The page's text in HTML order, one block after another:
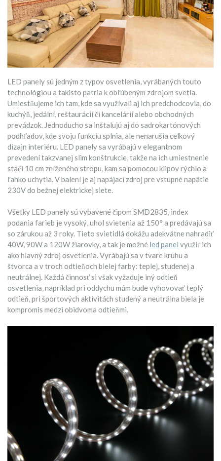
LED panely sú jedným z typov osvetlenia, vyrábaných touto
technológiou a takisto patria k obľúbeným zdrojom svetla.
Umiestňujeme ich tam, kde sa využívali aj ich predchodcovia, do
kuchýň, jedální, reštaurácií či kancelárií alebo obchodných
prevádzok. Jednoducho sa inštalujú aj do sadrokartónových
podhľadov, kde svoju funkciu splnia, ale nenarušia celkový
dizajn interiéru. LED panely sa vyrábajú v elegantnom
prevedení takzvanej slim konštrukcie, takže na ich umiestnenie
stačí 10 cm zníženého stropu, kam sa pomocou klipov rýchlo a
ľahko uchytia. V balení je aj napájací zdroj pre vstupné napätie
230V do bežnej elektrickej siete.
Všetky LED panely sú vybavené čipom SMD2835, index
podania farieb je vysoký, uhol svietenia až 150° a predávajú sa
so zárukou až 3 roky. Tieto svietidlá dokážu adekvátne nahradiť
40W, 90W a 120W žiarovky, a tak je možné led panel využiť ich
ako hlavný zdroj osvetlenia. Vyrábajú sa v tvare kruhu a
štvorca a v troch odtieňoch bielej farby: teplej, studenej a
neutrálnej. Každá činnosť si však vyžaduje iný odtieň
osvetlenia, napríklad pri oddychu mám bude vyhovovať teplý
odtieň, pri športových aktivitách studený a neutrálna biela je
kompromis medzi obidvoma odtieňmi.